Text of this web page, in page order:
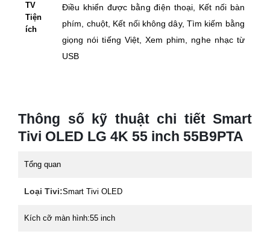
TV
Tiện
ích
Điều khiển được bằng điện thoại, Kết nối bàn
phím, chuột, Kết nối không dây, Tìm kiếm bằng
giọng nói tiếng Việt, Xem phim, nghe nhạc từ
USB
Thông số kỹ thuật chi tiết Smart
Tivi OLED LG 4K 55 inch 55B9PTA
Tổng quan
Loại Tivi:Smart Tivi OLED
Kích cỡ màn hình:55 inch